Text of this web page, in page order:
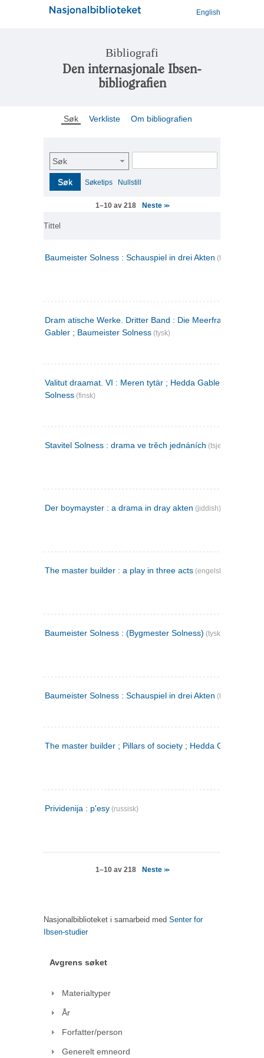
English
Bibliografi
Den internasjonale Ibsen-
bibliografien
Søk Verkliste Om bibliografien
Søk
Søk Søketips Nullstill
1–10 av 218 Neste >>
Tittel
Baumeister Solness : Schauspiel in drei Akten (tysk)
Dram atische Werke. Dritter Band : Die Meerfrau ; Hedda
Gabler ; Baumeister Solness (tysk)
Valitut draamat. VI : Meren tytär ; Hedda Gabler ;
Solness (finsk)
Stavitel Solness : drama ve trěch jednáních (tsjekkisk)
Der boymayster : a drama in dray akten (jiddish)
The master builder : a play in three acts (engelsk)
Baumeister Solness : (Bygmester Solness) (tysk)
Baumeister Solness : Schauspiel in drei Akten (tysk)
The master builder ; Pillars of society ; Hedda Gabler
Prividenija : p'esy (russisk)
1–10 av 218 Neste >>
Nasjonalbiblioteket i samarbeid med Senter for
Ibsen-studier
Avgrens søket
Materialtyper
År
Forfatter/person
Generelt emneord